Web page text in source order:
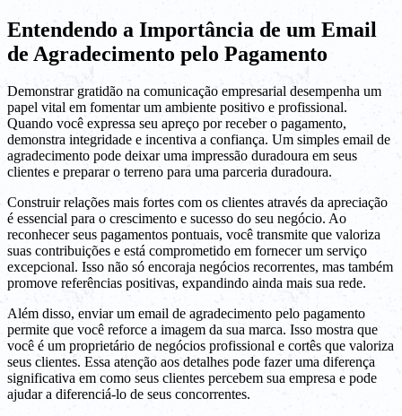
Entendendo a Importância de um Email
de Agradecimento pelo Pagamento
Demonstrar gratidão na comunicação empresarial desempenha um
papel vital em fomentar um ambiente positivo e profissional.
Quando você expressa seu apreço por receber o pagamento,
demonstra integridade e incentiva a confiança. Um simples email de
agradecimento pode deixar uma impressão duradoura em seus
clientes e preparar o terreno para uma parceria duradoura.
Construir relações mais fortes com os clientes através da apreciação
é essencial para o crescimento e sucesso do seu negócio. Ao
reconhecer seus pagamentos pontuais, você transmite que valoriza
suas contribuições e está comprometido em fornecer um serviço
excepcional. Isso não só encoraja negócios recorrentes, mas também
promove referências positivas, expandindo ainda mais sua rede.
Além disso, enviar um email de agradecimento pelo pagamento
permite que você reforce a imagem da sua marca. Isso mostra que
você é um proprietário de negócios profissional e cortês que valoriza
seus clientes. Essa atenção aos detalhes pode fazer uma diferença
significativa em como seus clientes percebem sua empresa e pode
ajudar a diferenciá-lo de seus concorrentes.